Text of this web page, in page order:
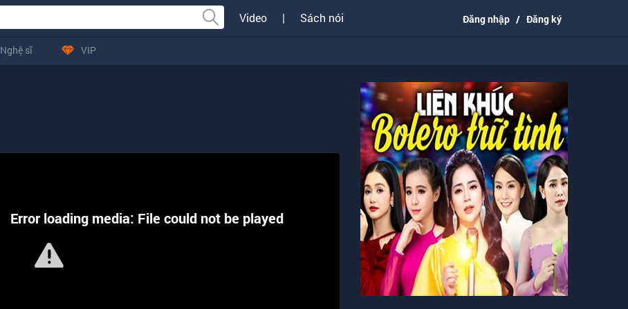
Video | Sách nói Đăng nhập / Đăng ký
Nghệ sĩ VIP
Error loading media: File could not be played